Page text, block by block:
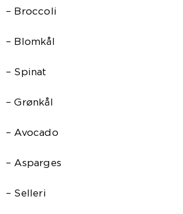
– Broccoli
– Blomkål
– Spinat
– Grønkål
– Avocado
– Asparges
– Selleri